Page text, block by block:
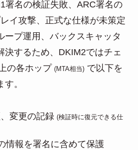
署名の検証失敗、ARC署名の
イ攻撃、正式な仕様が未策定
ープ運用、バックスキャッタ
決するため、DKIM2ではチェ
の各ホップ (MTA相当)で以下を
。
変更の記録 (検証時に復元できる仕
情報を署名に含めて保護